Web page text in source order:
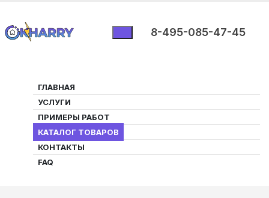
ГЛАВНАЯ
УСЛУГИ
ПРИМЕРЫ РАБОТ
КАТАЛОГ ТОВАРОВ
КОНТАКТЫ
FAQ
8-495-085-47-45
Каталог товаров